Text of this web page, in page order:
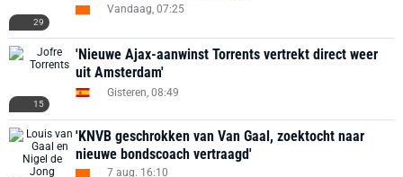
29
Vandaag, 07:25
15
'Nieuwe Ajax-aanwinst Torrents vertrekt direct weer
uit Amsterdam'
Gisteren, 08:49
'KNVB geschrokken van Van Gaal, zoektocht naar
nieuwe bondscoach vertraagd'
7 aug. 16:10